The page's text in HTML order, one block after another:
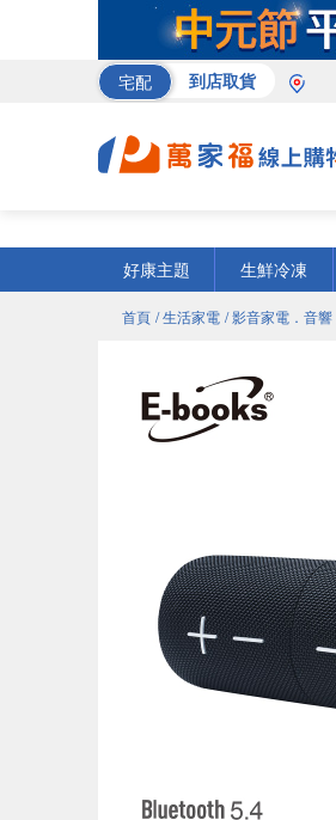
宅配 到店取貨
好康主題
生鮮冷凍
首頁 / 生活家電 / 影音家電．音響